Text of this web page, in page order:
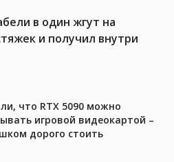
в один жгут на
и получил внутри
что RTX 5090 можно
игровой видеокартой –
дорого стоить